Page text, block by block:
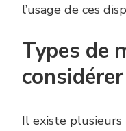
l’usage de ces
Types de
considérer
Il existe